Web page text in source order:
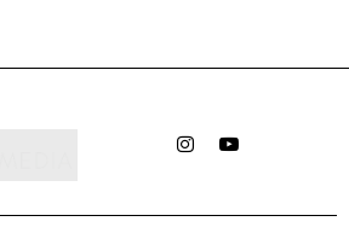
InstagramYouTube